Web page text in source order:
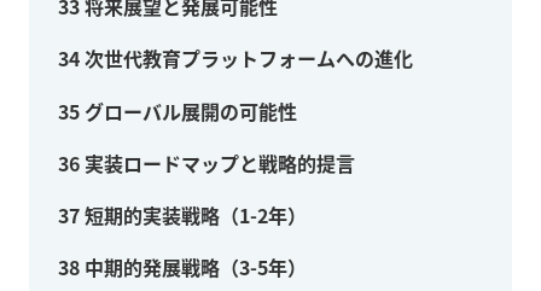
33将来展望と発展可能性
34次世代教育プラットフォームへの進化
35グローバル展開の可能性
36 実装ロードマップと戦略的提言
37短期的実装戦略（1-2年）
38 中期的発展戦略（3-5年）